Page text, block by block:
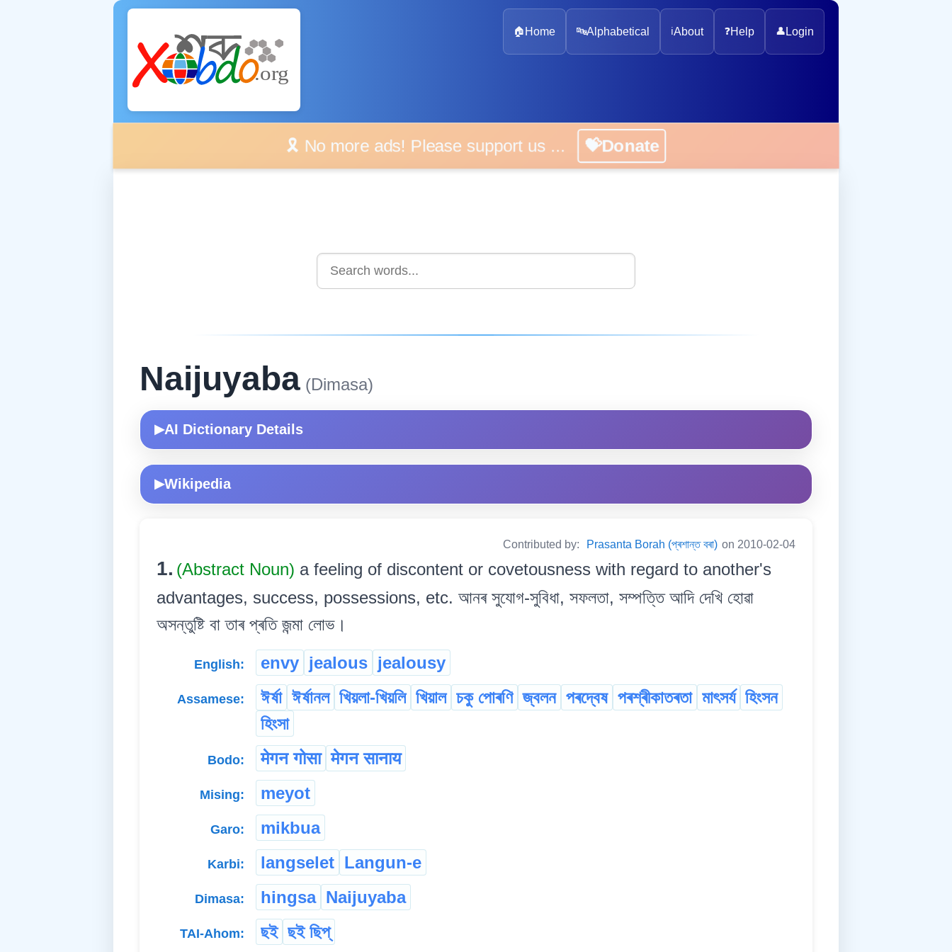
🏠 Home 🔤Alphabetical ℹ️About ❓Help 👤 Login
🎗️ No more ads! Please support us ... 💝Donate
Naijuyaba (Dimasa)
▶AI Dictionary Details
▶Wikipedia
Contributed by: Prasanta Borah (প্ৰশান্ত বৰা) on 2010-02-04
1. (Abstract Noun) a feeling of discontent or covetousness with regard to another's
advantages, success, possessions, etc. আনৰ সুযোগ-সুবিধা, সফলতা, সম্পত্তি আদি দেখি হোৱা
অসন্তুষ্টি বা তাৰ প্ৰতি জন্মা লোভ।
English: envy jealous jealousy
Assamese: ঈৰ্ষা ঈৰ্ষানল খিয়লা-খিয়লি খিয়াল চকু পোৰণি জ্বলন পৰদ্বেষ পৰশ্ৰীকাতৰতা মাৎসৰ্য হিংসন
হিংসা
Bodo: मेगन गोसा मेगन सानाय
Mising: meyot
Garo: mikbua
Karbi: langselet Langun-e
Dimasa: hingsa Naijuyaba
TAI-Ahom: ছই ছই ছিপ্